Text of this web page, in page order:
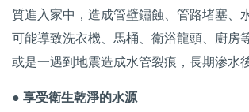
質進入家中，造成管壁鏽蝕、管路堵塞、
可能導致洗衣機、馬桶、衛浴龍頭、廚房
或是一遇到地震造成水管裂痕，長期滲水
● 享受衛生乾淨的水源